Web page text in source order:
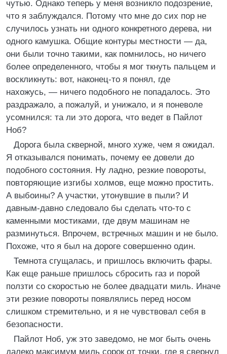
чутью. Однако теперь у меня возникло подозрение,
что я заблуждался. Потому что мне до сих пор не
случилось узнать ни одного конкретного дерева, ни
одного камушка. Общие контуры местности — да,
они были точно такими, как помнилось, но ничего
более определенного, чтобы я мог ткнуть пальцем и
воскликнуть: вот, наконец-то я понял, где
нахожусь, — ничего подобного не попадалось. Это
раздражало, а пожалуй, и унижало, и я поневоле
усомнился: та ли это дорога, что ведет в Пайлот
Ноб?
Дорога была скверной, много хуже, чем я ожидал.
Я отказывался понимать, почему ее довели до
подобного состояния. Ну ладно, резкие повороты,
повторяющие изгибы холмов, еще можно простить.
А выбоины? А участки, утонувшие в пыли? И
давным-давно следовало бы сделать что-то с
каменными мостиками, где двум машинам не
разминуться. Впрочем, встречных машин и не было.
Похоже, что я был на дороге совершенно один.
Темнота сгущалась, и пришлось включить фары.
Как еще раньше пришлось сбросить газ и порой
ползти со скоростью не более двадцати миль. Иначе
эти резкие повороты появлялись перед носом
слишком стремительно, и я не чувствовал себя в
безопасности.
Пайлот Ноб, уж это заведомо, не мог быть очень
далеко максимум миль сорок от точки, где я свернул